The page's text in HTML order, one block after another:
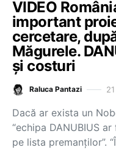
VIDEO
important
cercetare,
Măgurele.
și costuri
Raluca Pantazi
Dacă ar exista un
“echipa DANUBIUS
pe lista premanților”.